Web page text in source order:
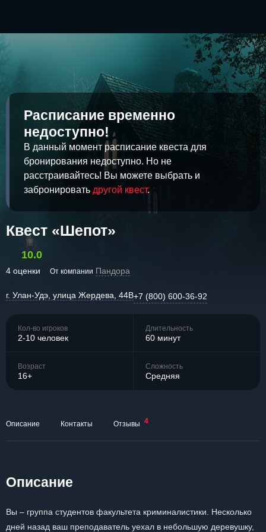
Расписание временно
недоступно!
В данный момент расписание квеста для
бронирования недоступно. Но не
расстраивайтесь! Вы можете выбрать и
забронировать другой квест.
Квест «Шепот»
10.0
4 оценки От компании Пандора
г. Улан-Удэ, улица Жердева, 44В+7 (800) 600-36-92
Кол-во игроков
2-10 человек
Длительность
60 минут
Возраст
16+
Сложность
Средняя
Описание Контакты Отзывы 4
Описание
Вы – группа студентов факультета криминалистики. Несколько
дней назад ваш преподаватель уехал в небольшую деревушку,